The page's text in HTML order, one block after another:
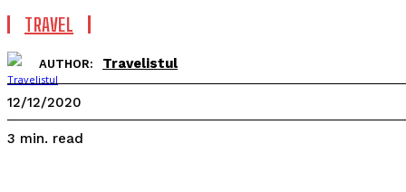
TRAVEL
AUTHOR: Travelistul
12/12/2020
3 min. read